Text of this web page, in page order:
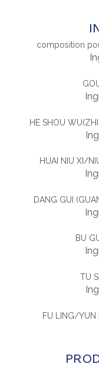
composition
HE SHOU
HUAI NIU XI/
DANG GUI
BU
TU
FU LING/